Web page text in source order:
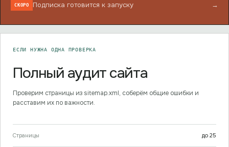
СКОРО Подписка готовится к запуску →
ЕСЛИ НУЖНА ОДНА ПРОВЕРКА
Полный аудит сайта
Проверим страницы из sitemap.xml, соберём общие ошибки и
расставим их по важности.
Страницы до 25